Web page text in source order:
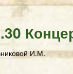
И.М.